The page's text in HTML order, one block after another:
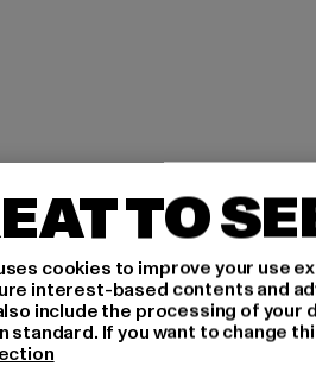
TO
cookies to improve your use
interest-based contents and
include the processing of your
If you want to change